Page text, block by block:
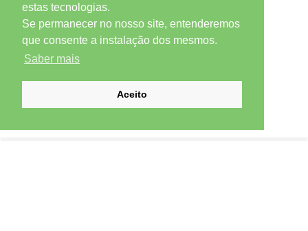
estas tecnologias.
Se permanecer no nosso site, entenderemos
que consente a instalação dos mesmos.
Saber mais
Aceito